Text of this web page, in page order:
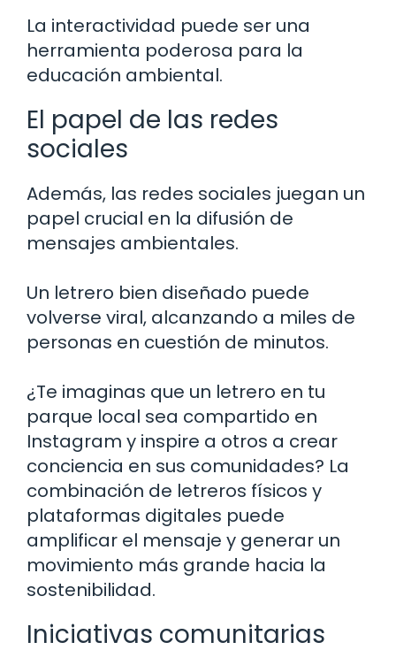
La interactividad puede ser una
herramienta poderosa para la
educación ambiental.
El papel de las redes
sociales
Además, las redes sociales juegan un
papel crucial en la difusión de
mensajes ambientales.
Un letrero bien diseñado puede
volverse viral, alcanzando a miles de
personas en cuestión de minutos.
¿Te imaginas que un letrero en tu
parque local sea compartido en
Instagram y inspire a otros a crear
conciencia en sus comunidades? La
combinación de letreros físicos y
plataformas digitales puede
amplificar el mensaje y generar un
movimiento más grande hacia la
sostenibilidad.
Iniciativas comunitarias